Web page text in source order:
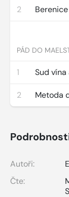
2 Berenice
PÁD DO
1 Sud
2 Metoda
Autoři:
Čte: